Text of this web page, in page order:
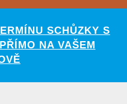
SCHŮZKY S
NA VAŠEM